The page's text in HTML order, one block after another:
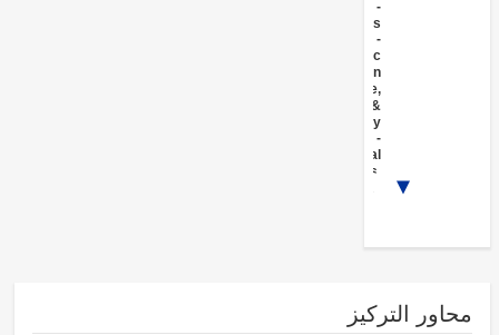
Administration
- Agriculture,
Fishing &
Agricultural
commercialization
التركيز